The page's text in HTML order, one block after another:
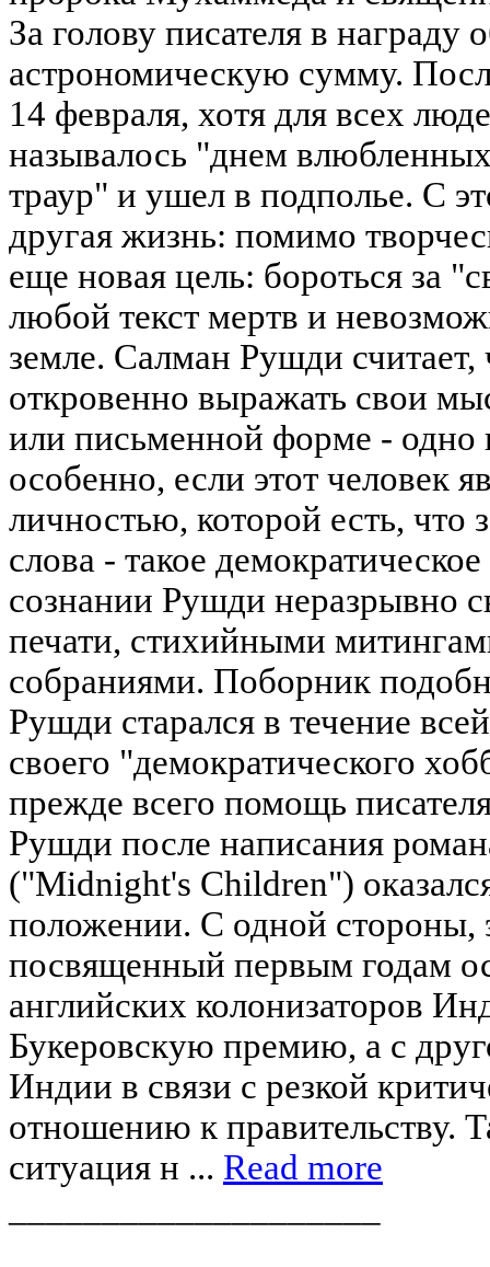
За голову писателя в награду
астрономическую сумму.
14 февраля, хотя для всех
называлось "днем
траур" и ушел в подполье. С
другая жизнь: помимо
еще новая цель: бороться за
любой текст мертв и
земле. Салман Рушди считает,
откровенно выражать свои
или письменной форме - одно
особенно, если этот человек
личностью, которой есть, что
слова - такое
сознании Рушди неразрывно
печати, стихийными
собраниями. Поборник
Рушди старался в течение
своего "демократического
прежде всего помощь
Рушди после написания
("Midnight's Children")
положении. С одной стороны,
посвященный первым годам
английских колонизаторов
Букеровскую премию, а с
Индии в связи с резкой
отношению к правительству.
ситуация н ... Read more